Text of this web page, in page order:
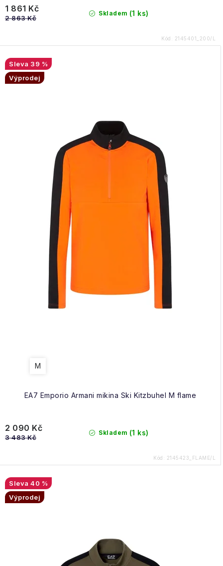
Skladem (1 ks)
1 861 Kč
2 863 Kč
Kód: 2145401_200/L
EA7 Emporio Armani mikina Ski Kitzbuhel M flame
39 %
Výprodej
M
Skladem (1 ks)
2 090 Kč
3 483 Kč
Kód: 2145423_FLAME/L
40 %
Výprodej